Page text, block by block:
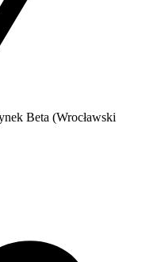
Beta (Wrocławski